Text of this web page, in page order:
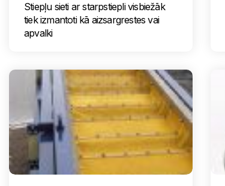
Stiepļu sieti ar starpstiepli visbiežāk
tiek izmantoti kā aizsargrestes vai
apvalki